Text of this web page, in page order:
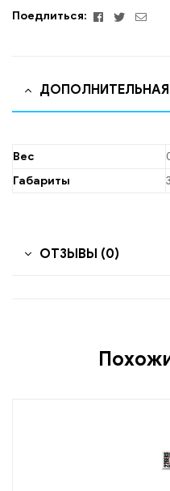
Поедлиться:
Facebook
TwitterEmail
Вес
Габариты
ОТЗЫВЫ (0)